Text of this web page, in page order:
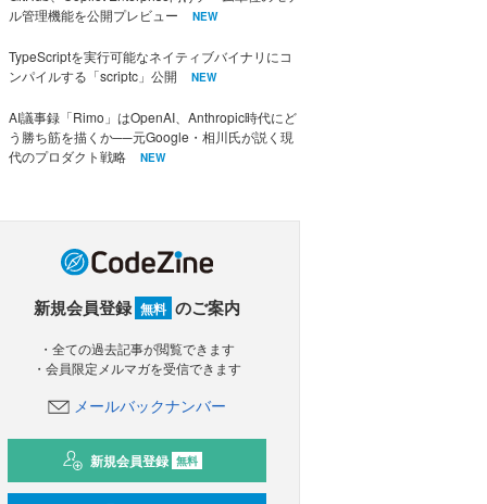
ル管理機能を公開プレビュー
NEW
TypeScriptを実行可能なネイティブバイナリにコ
ンパイルする「scriptc」公開
NEW
AI議事録「Rimo」はOpenAI、Anthropic時代にど
う勝ち筋を描くか──元Google・相川氏が説く現
代のプロダクト戦略
NEW
新規会員登録 無料 のご案内
・全ての過去記事が閲覧できます
・会員限定メルマガを受信できます
メールバックナンバー
新規会員登録 無料